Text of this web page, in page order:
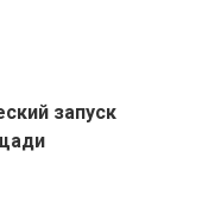
запуск